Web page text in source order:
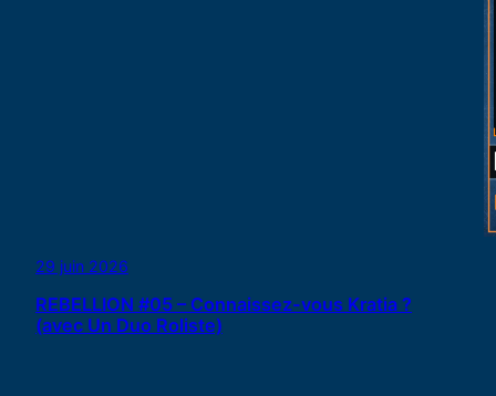
29 juin 2026
REBELLION #05 – Connaissez-vous Kratia ?
(avec Un Duo Roliste)